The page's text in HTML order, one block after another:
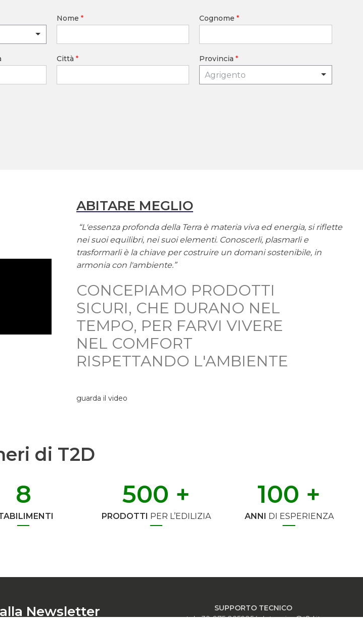
Nome * Cognome*
Città * Provincia*
Agrigento
ABITARE MEGLIO
“L'essenza profonda della Terra è materia viva ed energia, si riflette
nei suoi equilibri, nei suoi elementi. Conoscerli, plasmarli e
trasformarli è la chiave per costruire un domani sostenibile, in
armonia con l'ambiente.”
CONCEPIAMO PRODOTTI
SICURI, CHE DURANO NEL
TEMPO, PER FARVI VIVERE
NEL COMFORT
RISPETTANDO L'AMBIENTE
guarda il video
di T2D
8
PRODOTTI PER L’EDILIZIA
500 +
ANNI DI ESPERIENZA
100 +
Newsletter
SUPPORTO TECNICO